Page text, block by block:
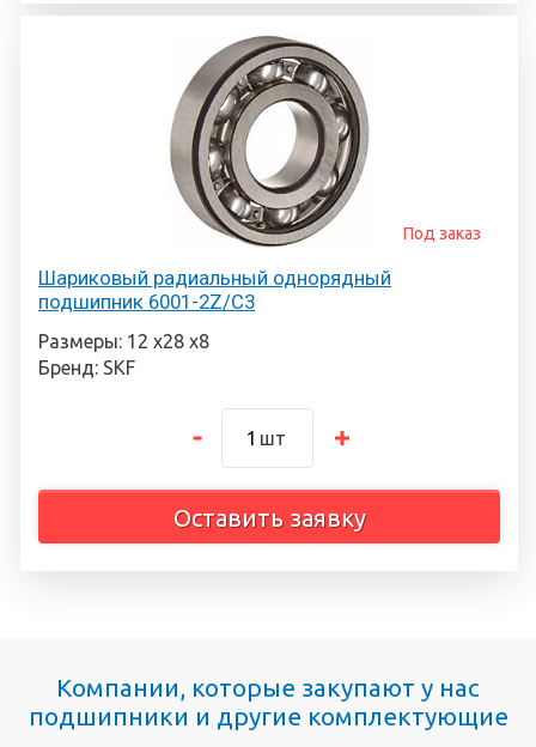
Шариковый радиальный однорядный
подшипник 6001-2Z/C3
Под заказ
Размеры: 12 х28 х8
Бренд: SKF
шт
Оставить заявку
Компании, которые закупают у нас
подшипники и другие комплектующие